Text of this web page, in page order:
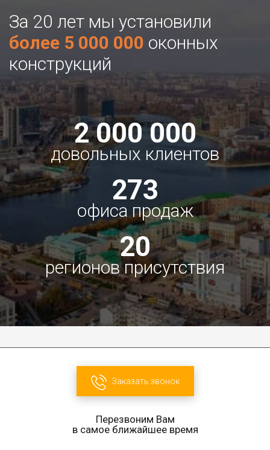
За 20 лет мы установили
более 5 000 000 оконных
конструкций
2 000 000
довольных клиентов
273
офиса продаж
20
регионов присутствия
Заказать звонок
Перезвоним Вам
в самое ближайшее время